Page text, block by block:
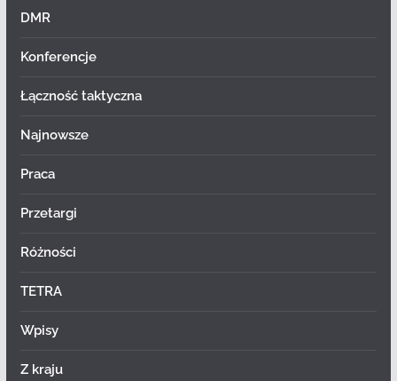
DMR
Konferencje
Łączność taktyczna
Najnowsze
Praca
Przetargi
Różności
TETRA
Wpisy
Z kraju